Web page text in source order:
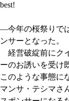
best!
―今年の桜祭りで
ンサーとなった。
経営破綻前にク
ーのお誘いを受け
このような事態に
マンサ・テシマさ